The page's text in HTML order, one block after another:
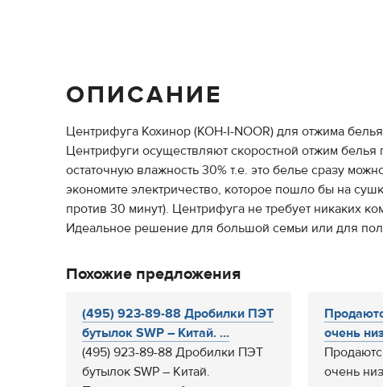
ОПИСАНИЕ
Центрифуга Кохинор (KOH-I-NOOR) для отжима белья
Центрифуги осуществляют скоростной отжим
остаточную влажность 30% т.е. это белье сразу
экономите электричество, которое пошло бы на
против 30 минут). Центрифуга не требует никаких
Идеальное решение для большой семьи или для
Похожие предложения
(495) 923-89-88 Дробилки ПЭТ
бутылок SWP – Китай. ...
(495) 923-89-88 Дробилки ПЭТ
бутылок SWP – Китай.
очень
очень